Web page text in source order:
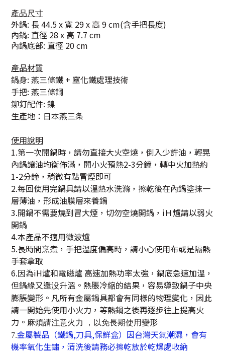
產品尺寸
外鍋: 長 44.5 x 寬 29 x 高 9 cm(含手把長度)
內鍋: 直徑 28 x 高 7.7 cm
內鍋底部: 直徑 20 cm
產品材質
鍋身: 燕三條鐵 + 窒化鐵處理技術
手把: 燕三條鋼
鉚釘配件: 鎳
生產地：日本燕三条
使用說明
1.第一次開鍋時，請勿直接大火空燒，倒入少許油，輕晃
內鍋讓油均衡佈滿，開小火預熱2-3分鐘，轉中火加熱約
1-2分鐘，稍微有點冒煙即可
2.每回使用完鍋具請以溫熱水洗滌，擦乾後在內鍋塗抹一
層薄油，形成油膜層來養鍋
3.開鍋不需要燒到冒大煙，切勿空燒開鍋，iＨ爐請以弱火
開鍋
4.本產品不適用微波爐
5.長時間烹煮，手把溫度偏高時，請小心使用布或是隔熱
手套拿取
6.因為iH爐和電磁爐 高速加熱功率太強，鍋底急速加溫，
但鍋緣又還没升溫。熱脹冷縮的結果，容易導致鍋子中央
膨脹變形。凡所有金屬鍋具都會有同樣的物理變化，因此
請一開始先使用小火力，等熱鍋之後再逐步往上提高火
力。 麻煩請注意火力
，以免長期使用變形
7.金屬製品（鐵鍋,刀具,保鮮盒）因台灣天氣潮濕，會有
機率氧化生鏽 ， 清洗後請務必擦乾放於乾燥處收納